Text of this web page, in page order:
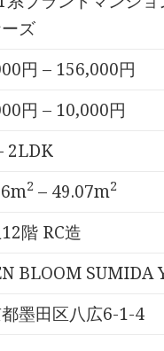
ズ
円 – 156,000円
円 – 10,000円
2LDK
2 – 49.07m2
階 RC造
BLOOM SUMIDA
墨田区八広6-1-4